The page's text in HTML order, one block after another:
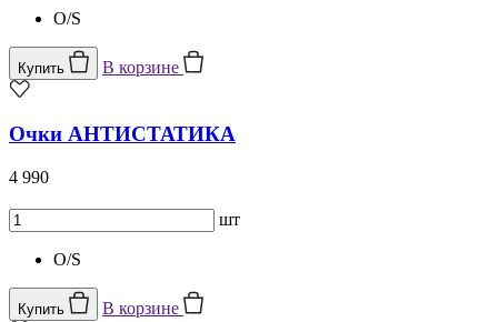
O/S
Купить В корзине
Очки АНТИСТАТИКА
4 990
шт
O/S
Купить В корзине